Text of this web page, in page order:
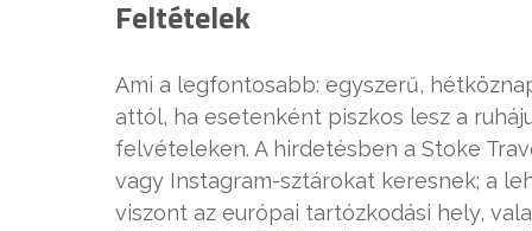
Feltételek
Ami a legfontosabb: egyszerű,
attól, ha esetenként piszkos lesz a
felvételeken. A hirdetésben a Stoke
vagy Instagram-sztárokat keresnek; a
viszont az európai tartózkodási hely,